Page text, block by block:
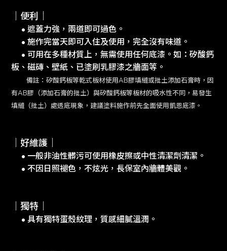
｜便利｜
• 遮蓋力強，兩道即可過色。
• 施作完當天即可入住及使用，完全沒有味道。
• 可用在多種材質上，無需使用任何底漆。如：矽酸鈣
板、磁磚、壁紙、已塗刷乳膠漆之牆面等。
備註：矽酸鈣板等乾式板材使用AB膠填縫或批土添加石膏時，因
有AB膠（添加石膏的批土）與矽酸鈣板等板材的吸水性不同，易發生
填縫（批土）處透底現象，建議塗料施作前先全面使用凱恩底漆。
｜好維護｜
• 一般非油性髒污可使用橡皮擦或中性清潔劑清潔。
• 不因日照褪色，不炫光，長保室內牆體美觀。
｜獨特｜
• 具有獨特蛋殼紋理，質感細膩溫潤。